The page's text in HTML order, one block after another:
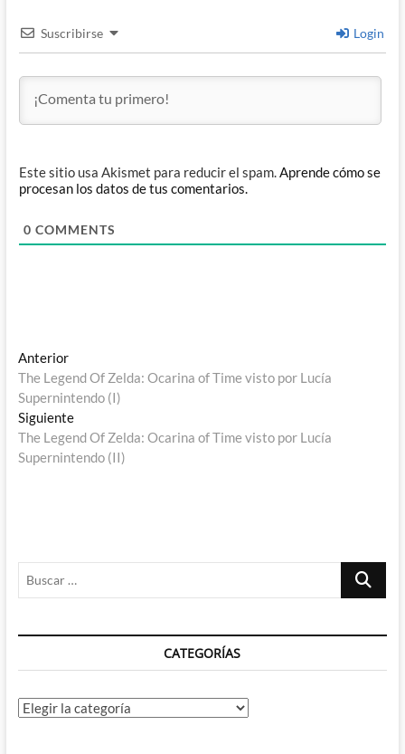
Suscribirse Login
Este sitio usa Akismet para reducir el spam.Aprende cómo se
procesan los datos de tus comentarios.
0 COMMENTS
Navegación
de
entradas
AnteriorEntrada
anterior:
The Legend Of Zelda: Ocarina of Time visto por Lucía
Supernintendo (I)
SiguienteEntrada
siguiente:
The Legend Of Zelda: Ocarina of Time visto por Lucía
Supernintendo (II)
Buscar
CATEGORÍAS
Categorías